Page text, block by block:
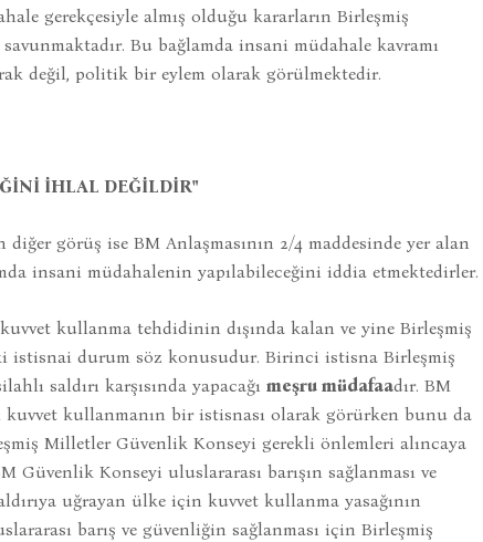
gerekçesiyle almış olduğu kararların Birleşmiş
Bu bağlamda insani müdahale kavramı
değil, politik bir eylem olarak görülmektedir.
İHLAL DEĞİLDİR"
görüş ise BM Anlaşmasının 2/4 maddesinde yer alan
insani müdahalenin yapılabileceğini iddia etmektedirler.
kullanma tehdidinin dışında kalan ve yine Birleşmiş
istisnai durum söz konusudur. Birinci istisna Birleşmiş
saldırı karşısında yapacağı meşru müdafaadır. BM
kuvvet kullanmanın bir istisnası olarak görürken bunu da
Milletler Güvenlik Konseyi gerekli önlemleri alıncaya
Konseyi uluslararası barışın sağlanması ve
uğrayan ülke için kuvvet kullanma yasağının
barış ve güvenliğin sağlanması için Birleşmiş